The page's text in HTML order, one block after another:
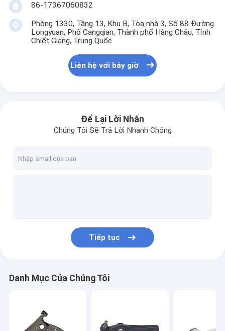
86-17367060832
Phòng 1330, Tầng 13, Khu B, Tòa nhà 3, Số 88 Đường
Longyuan, Phố Cangqian, Thành phố Hàng Châu, Tỉnh
Chiết Giang, Trung Quốc
Liên hệ với bây giờ
Để Lại Lời Nhắn
Chúng Tôi Sẽ Trả Lời Nhanh Chóng
Tiếp tục
Danh Mục Của Chúng Tôi